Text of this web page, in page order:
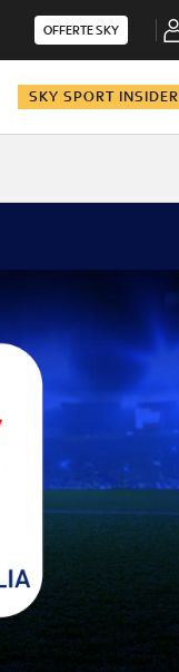
OFFERTE SKY
SKY SPORT INSIDER